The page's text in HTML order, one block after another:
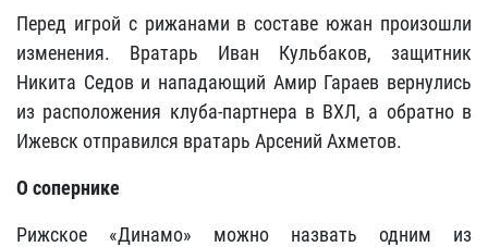
Перед игрой с рижанами в составе южан произошли
изменения. Вратарь Иван Кульбаков, защитник
Никита Седов и нападающий Амир Гараев вернулись
из расположения клуба-партнера в ВХЛ, а обратно в
Ижевск отправился вратарь Арсений Ахметов.
О сопернике
Рижское «Динамо» можно назвать одним из